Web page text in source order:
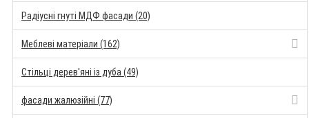
Радіусні гнуті МДФ фасади (20)
Меблеві матеріали (162)
Стільці дерев'яні із дуба (49)
фасади жалюзійні (77)